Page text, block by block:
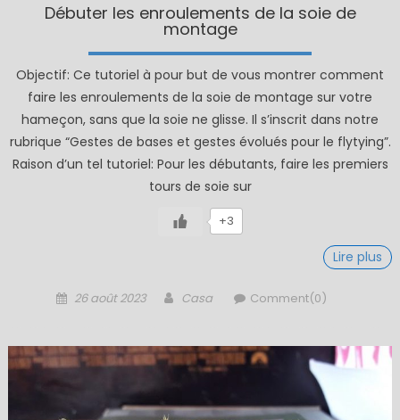
Débuter les enroulements de la soie de
montage
Objectif: Ce tutoriel à pour but de vous montrer comment
faire les enroulements de la soie de montage sur votre
hameçon, sans que la soie ne glisse. Il s’inscrit dans notre
rubrique “Gestes de bases et gestes évolués pour le flytying”.
Raison d’un tel tutoriel: Pour les débutants, faire les premiers
tours de soie sur
+3
Lire plus
Posted
26 août 2023 Author
Casa Comment(0)